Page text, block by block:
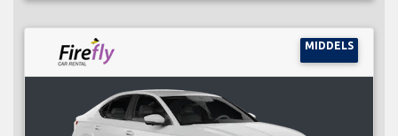
MIDDELS